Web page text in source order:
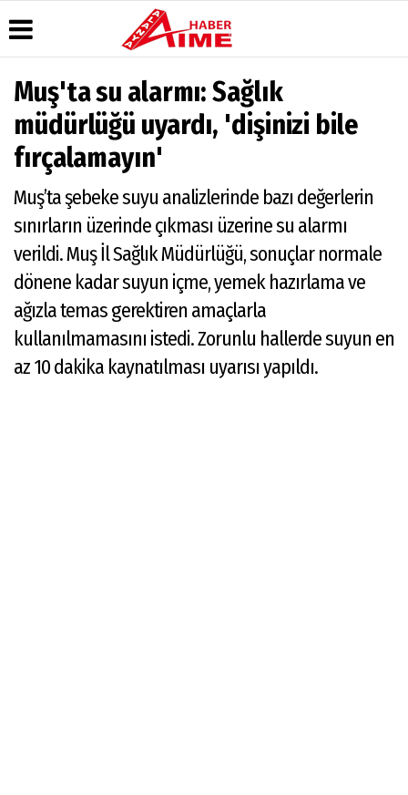
Üye Paneli
Haber
Arşivi
Dergi
Arşivi
Günün
Haberleri
Durumu
Gazete
Manşetleri
Anketler
Biyografiler
Köşe
Yazarları
Foto
AlanyaTime
TV
Gazipaşa
& Antalya
Canlı Uçak
Takip
Künye
Muş'ta su alarmı: Sağlık
müdürlüğü uyardı, 'dişinizi bile
fırçalamayın'
Muş’ta şebeke suyu analizlerinde bazı değerlerin
sınırların üzerinde çıkması üzerine su alarmı
verildi. Muş İl Sağlık Müdürlüğü, sonuçlar normale
dönene kadar suyun içme, yemek hazırlama ve
ağızla temas gerektiren amaçlarla
kullanılmamasını istedi. Zorunlu hallerde suyun en
az 10 dakika kaynatılması uyarısı yapıldı.